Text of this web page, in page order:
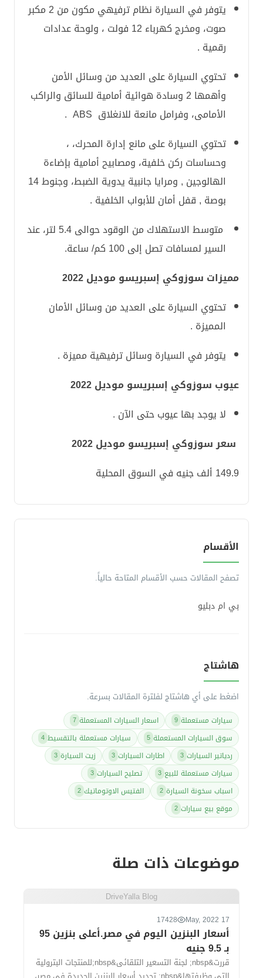
يتوفر في السيارة نظام ترفيهي مكون من 2 مكبر
صوت، ومخرج كهرباء 12 فولت ، ولوحة عدادات
رقمية .
تحتوي السيارة على العديد من وسائل الأمن
وأهمها 2 وسادة هوائية أمامية للسائق والراكب
الأمامى، وفرامل مانعة للانغلاق ABS .
تحتوي السيارة على مانع إدارة المحرك، ،
وحساسات ركن خلفية، ومصابيح أمامية بإضاءة
الهالوجين , ومرايا جانبية يدوية الضبط، وجنوط 14
بوصة , قفل أمان للأبواب الخلفية .
متوسط الاستهلاك من الوقود حوالى 5.4 لتر، عند
السير لمسافات تصل إلى 100 كم/ ساعة.
مميزات سوزوكي إسبريسو موديل 2022
تحتوي السيارة على العديد من وسائل الأمان
المميزة .
يتوفر في السيارة وسائل ترفيهية مميزة .
عيوب سوزوكي إسبريسو موديل 2022
لا يوجد بها عيوب حتى الآن .
سعر سوزوكي إسبريسو موديل 2022
149.9 ألف جنيه في السوق المحلية
الأقسام
تصفح المقالات حسب الأقسام المتاحة حالياً.
بي ام دبليو
هاشتاج
اضغط على أي هاشتاج لفلترة المقالات بسرعة.
سيارات مستعملة 9 اسعار السيارات المستعملة 7
سوق السيارات المستعملة 5 سيارات مستعملة بالتقسيط 4
ردياتير السيارات 3 اطارات السيارات 3 زيت السيارة 3
سيارات مستعملة للبيع 3 تصليح السيارات 3
اسباب سخونة السيارة 2 الفتيس الاوتوماتيك 2
موقع بيع سيارات 2
موضوعات ذات صلة
DriveYalla Blog
17 May, 2022
17428
أسعار البنزين اليوم في مصر.أعلى بنزين 95
بـ 9.5 جنيه
قررت&nbsp; لجنة التسعير التلقائى&nbsp;للمنتجات البترولية